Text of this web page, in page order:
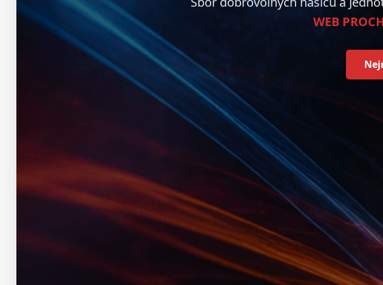
WEB